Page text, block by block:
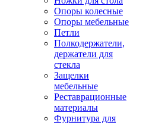
Опоры колесные
Опоры мебельные
Петли
Полкодержатели,
держатели для
стекла
Защелки
мебельные
Реставрационные
материалы
Фурнитура для